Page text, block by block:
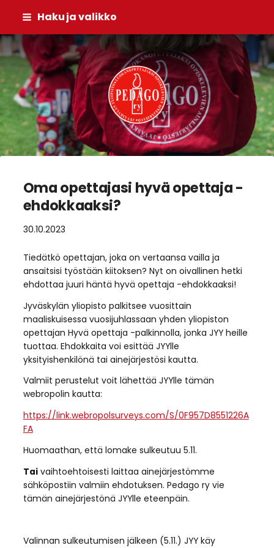
Siirry
sisältöön
Haku ja valikko
Pedago ry
Oma opettajasi hyvä opettaja -
ehdokkaaksi?
30.10.2023
Tiedätkö opettajan, joka on vertaansa vailla ja
ansaitsisi työstään kiitoksen? Nyt on oivallinen hetki
ehdottaa juuri häntä hyvä opettaja -ehdokkaaksi!
Jyväskylän yliopisto palkitsee vuosittain
maaliskuisessa vuosijuhlassaan yhden yliopiston
opettajan Hyvä opettaja -palkinnolla, jonka JYY heille
tuottaa. Ehdokkaita voi esittää JYYlle
yksityishenkilönä tai ainejärjestösi kautta.
Valmiit perustelut voit lähettää JYYlle tämän
webropolin kautta:
https://link.webropolsurveys.com/S/0F957D8551226A
FA
Huomaathan, että lomake sulkeutuu 5.11.
Taivaihtoehtoisesti laittaa ainejärjestömme
sähköpostiin valmiin ehdotuksen. Pedago ry vie
tämän ainejärjestönä JYYlle eteenpäin.
Valinnan sulkeutumisen jälkeen (5.11.) JYY käy